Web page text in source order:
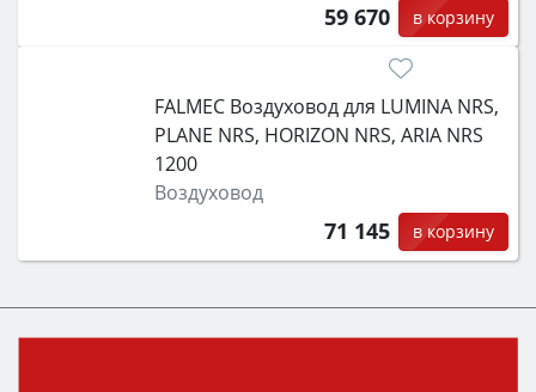
59 670 в корзину
FALMEC Воздуховод для LUMINA NRS,
PLANE NRS, HORIZON NRS, ARIA NRS
1200
Воздуховод
71 145 в корзину